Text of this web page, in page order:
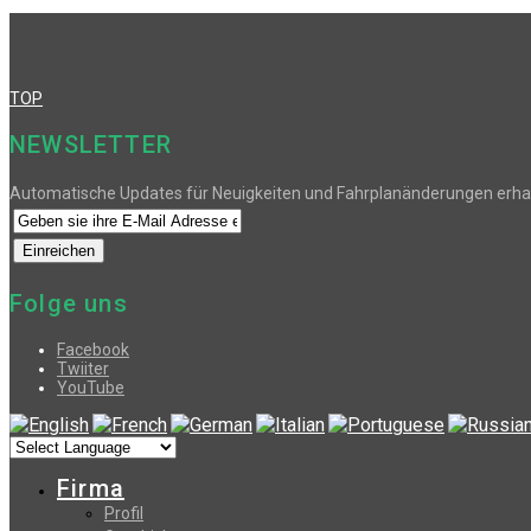
TOP
NEWSLETTER
Automatische Updates für Neuigkeiten und Fahrplanänderungen
Folge uns
Facebook
Twiiter
YouTube
Firma
Profil